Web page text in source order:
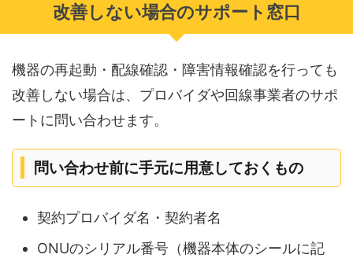
改善しない場合のサポート窓口
機器の再起動・配線確認・障害情報確認を行っても
改善しない場合は、プロバイダや回線事業者のサポ
ートに問い合わせます。
問い合わせ前に手元に用意しておくもの
契約プロバイダ名・契約者名
ONUのシリアル番号（機器本体のシールに記